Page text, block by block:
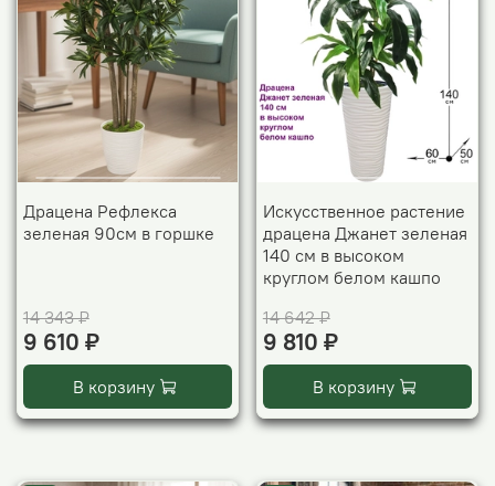
Драцена Рефлекса
зеленая 90см в горшке
14 343 ₽
9 610 ₽
В корзину
Искусственное растение
драцена Джанет зеленая
140 см в высоком
круглом белом кашпо
14 642 ₽
9 810 ₽
В корзину